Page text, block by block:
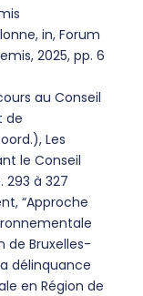
in, Forum
2025, pp. 6
au Conseil
de
Les
le Conseil
293 à 327
“Approche
de Bruxelles-
délinquance
en Région de